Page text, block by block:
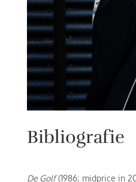
Bibliografie
De Golf(1986; midprice in